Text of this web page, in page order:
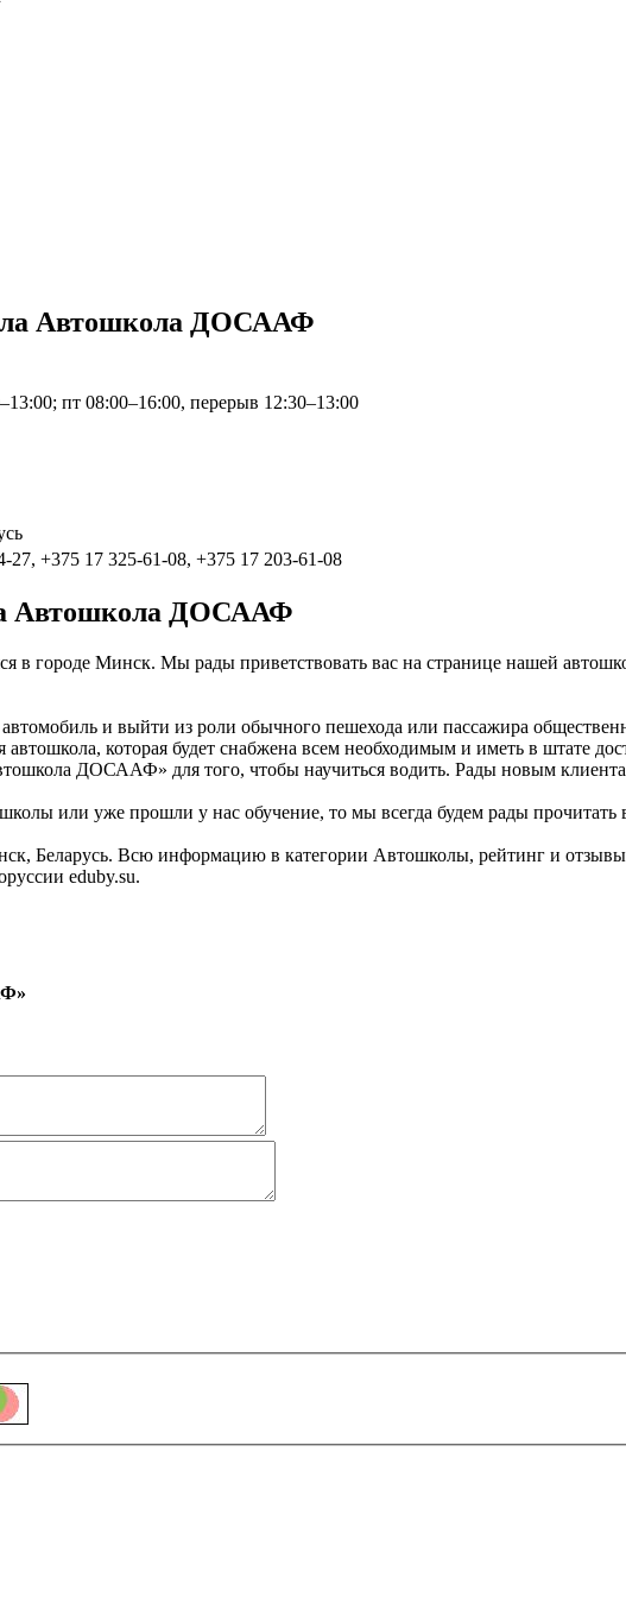
Автошкола ДОСААФ
пт 08:00–16:00, перерыв 12:30–13:00
27, +375 17 325-61-08, +375 17 203-61-08
Автошкола ДОСААФ
городе Минск. Мы рады приветствовать вас на странице нашей
и выйти из роли обычного пешехода или пассажира
которая будет снабжена всем необходимым и иметь в штате
ДОСААФ» для того, чтобы научиться водить. Рады новым
или уже прошли у нас обучение, то мы всегда будем рады прочитать
Беларусь. Всю информацию в категории Автошколы, рейтинг и
eduby.su.